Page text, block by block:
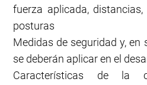
fuerza aplicada,
posturas
Medidas de seguridad y, en
se deberán aplicar en el
Características de la